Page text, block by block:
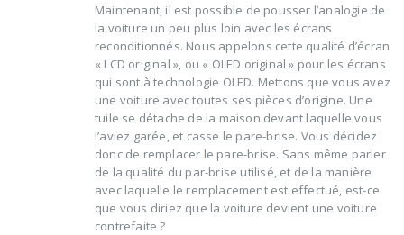
Maintenant, il est possible de pousser l’analogie de
la voiture un peu plus loin avec les écrans
reconditionnés. Nous appelons cette qualité d’écran
« LCD original », ou « OLED original » pour les écrans
qui sont à technologie OLED. Mettons que vous avez
une voiture avec toutes ses pièces d’origine. Une
tuile se détache de la maison devant laquelle vous
l’aviez garée, et casse le pare-brise. Vous décidez
donc de remplacer le pare-brise. Sans même parler
de la qualité du par-brise utilisé, et de la manière
avec laquelle le remplacement est effectué, est-ce
que vous diriez que la voiture devient une voiture
contrefaite ?